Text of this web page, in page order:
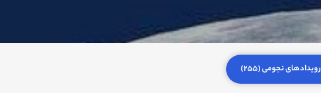
رویدادهای نجومی (255)